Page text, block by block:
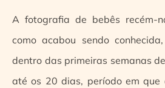
A fotografia de bebês recém-
como acabou sendo
dentro das primeiras semanas
até os 20 dias, período em que